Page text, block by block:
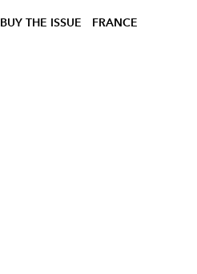
BUY THE ISSUE FRANCE